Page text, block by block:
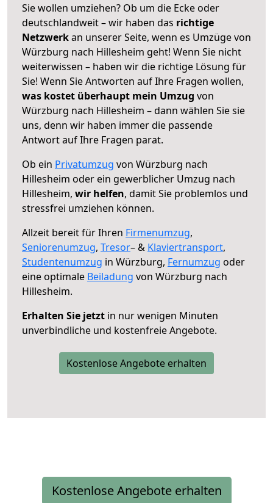
Sie wollen umziehen? Ob um die Ecke oder
deutschlandweit – wir haben das richtige
Netzwerkan unserer Seite, wenn es Umzüge von
Würzburg nach Hillesheim geht! Wenn Sie nicht
weiterwissen – haben wir die richtige Lösung für
Sie! Wenn Sie Antworten auf Ihre Fragen wollen,
was kostet überhaupt mein Umzug von
Würzburg nach Hillesheim – dann wählen Sie sie
uns, denn wir haben immer die passende
Antwort auf Ihre Fragen parat.
Ob ein Privatumzug von Würzburg nach
Hillesheim oder ein gewerblicher Umzug nach
Hillesheim, wir helfen, damit Sie problemlos und
stressfrei umziehen können.
Allzeit bereit für Ihren Firmenumzug,
Seniorenumzug, Tresor– & Klaviertransport,
Studentenumzug in Würzburg, Fernumzug oder
eine optimale Beiladung von Würzburg nach
Hillesheim.
Erhalten Sie jetzt in nur wenigen Minuten
unverbindliche und kostenfreie Angebote.
Kostenlose Angebote erhalten
Kostenlose Angebote erhalten